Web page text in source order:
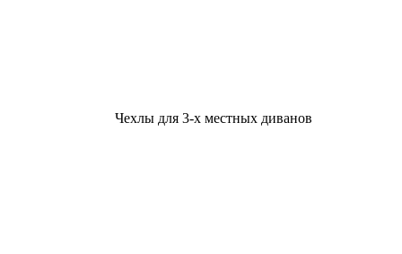
Чехлы для 3-х местных диванов